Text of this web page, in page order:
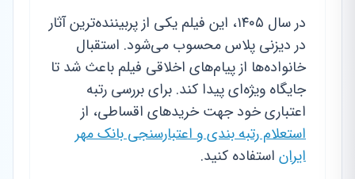
در سال ۱۴۰۵، این فیلم یکی از پربیننده‌ترین آثار
در دیزنی پلاس محسوب می‌شود. استقبال
خانواده‌ها از پیام‌های اخلاقی فیلم باعث شد تا
جایگاه ویژه‌ای پیدا کند. برای بررسی رتبه
اعتباری خود جهت خریدهای اقساطی، از
استعلام رتبه بندی و اعتبارسنجی بانک مهر
ایران استفاده کنید.